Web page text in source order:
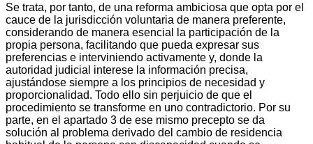
Se trata, por tanto, de una reforma ambiciosa que opta por el
cauce de la jurisdicción voluntaria de manera preferente,
considerando de manera esencial la participación de la
propia persona, facilitando que pueda expresar sus
preferencias e interviniendo activamente y, donde la
autoridad judicial interese la información precisa,
ajustándose siempre a los principios de necesidad y
proporcionalidad. Todo ello sin perjuicio de que el
procedimiento se transforme en uno contradictorio. Por su
parte, en el apartado 3 de ese mismo precepto se da
solución al problema derivado del cambio de residencia